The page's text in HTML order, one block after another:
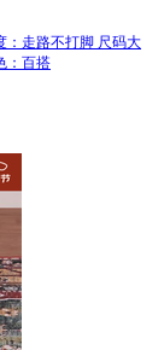
：走路不打脚 尺码大
：百搭